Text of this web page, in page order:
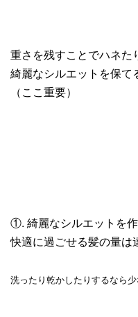
重さを残すことでハネた
綺麗なシルエットを保
（ここ重要）
①. 綺麗なシルエットを
快適に過ごせる髪の量は
洗ったり乾かしたりするなら